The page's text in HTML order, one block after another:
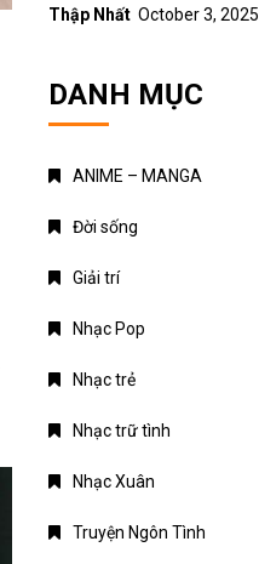
Thập Nhất October 3, 2025
DANH MỤC
ANIME – MANGA
Đời sống
Giải trí
Nhạc Pop
Nhạc trẻ
Nhạc trữ tình
Nhạc Xuân
Truyện Ngôn Tình